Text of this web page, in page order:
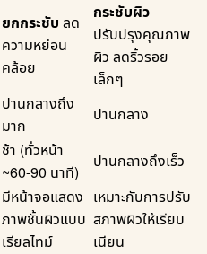
ยกกระชับ ลด
ความหย่อน
คล้อย
กระชับผิว
ปรับปรุงคุณภาพ
ผิว ลดริ้วรอย
เล็กๆ
ปานกลางถึง
มาก
ปานกลาง
ช้า (ทั่วหน้า
~60-90 นาที)
ปานกลางถึงเร็ว
มีหน้าจอแสดง
ภาพชั้นผิวแบบ
เรียลไทม์
เหมาะกับการปรับ
สภาพผิวให้เรียบ
เนียน